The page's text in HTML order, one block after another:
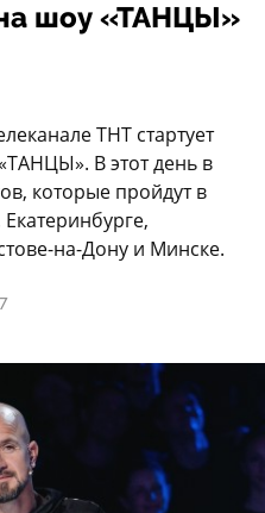
шоу «ТАНЦЫ»
ТНТ стартует
В этот день в
которые пройдут в
на-Дону и Минске.